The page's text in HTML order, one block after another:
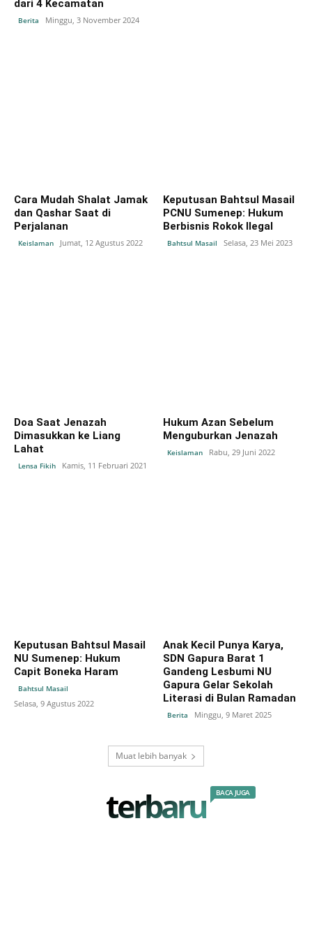
dari 4 Kecamatan
Berita Minggu, 3 November 2024
Cara Mudah Shalat Jamak
dan Qashar Saat di
Perjalanan
Keislaman Jumat, 12 Agustus 2022
Keputusan Bahtsul Masail
PCNU Sumenep: Hukum
Berbisnis Rokok Ilegal
Bahtsul Masail Selasa, 23 Mei 2023
Doa Saat Jenazah
Dimasukkan ke Liang
Lahat
Lensa Fikih Kamis, 11 Februari 2021
Hukum Azan Sebelum
Menguburkan Jenazah
Keislaman Rabu, 29 Juni 2022
Keputusan Bahtsul Masail
NU Sumenep: Hukum
Capit Boneka Haram
Bahtsul Masail
Selasa, 9 Agustus 2022
Anak Kecil Punya Karya,
SDN Gapura Barat 1
Gandeng Lesbumi NU
Gapura Gelar Sekolah
Literasi di Bulan Ramadan
Berita Minggu, 9 Maret 2025
Muat lebih banyak
terbaru BACA JUGA